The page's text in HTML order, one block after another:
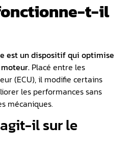
t-il
est un dispositif qui optimise
Placé entre les
(ECU), il modifie certains
les performances sans
mécaniques.
agit-il sur le